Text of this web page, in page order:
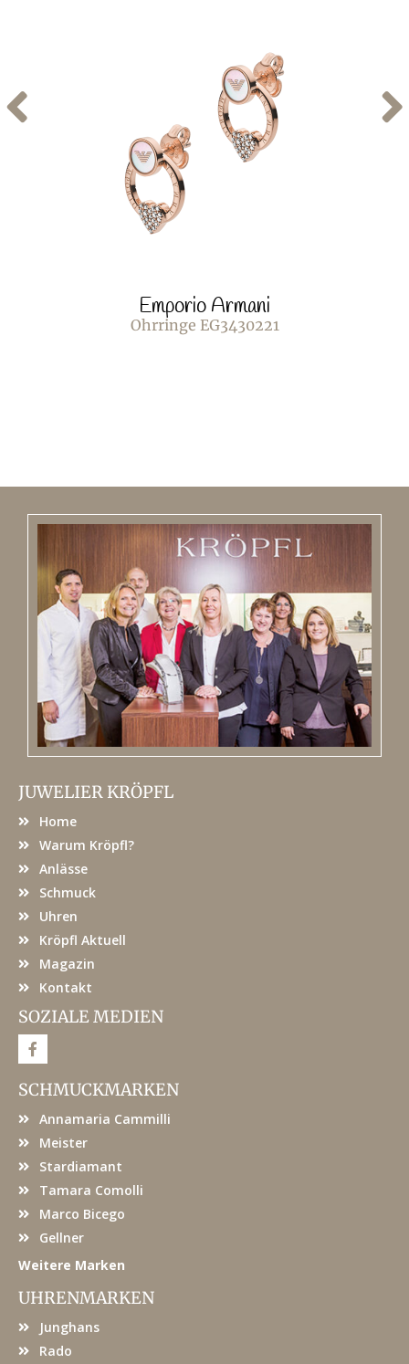
Emporio Armani
Ohrringe EG3430221
JUWELIER KRÖPFL
Home
Warum Kröpfl?
Anlässe
Schmuck
Uhren
Kröpfl Aktuell
Magazin
Kontakt
SOZIALE MEDIEN
F
a
e
b
o
SCHMUCKMARKEN
Annamaria Cammilli
Meister
Stardiamant
Tamara Comolli
Marco Bicego
Gellner
Weitere Marken
UHRENMARKEN
Junghans
Rado